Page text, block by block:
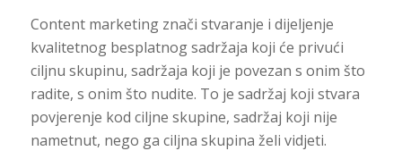
Content marketing znači stvaranje i dijeljenje
kvalitetnog besplatnog sadržaja koji će privući
ciljnu skupinu, sadržaja koji je povezan s onim što
radite, s onim što nudite. To je sadržaj koji stvara
povjerenje kod ciljne skupine, sadržaj koji nije
nametnut, nego ga ciljna skupina želi vidjeti.